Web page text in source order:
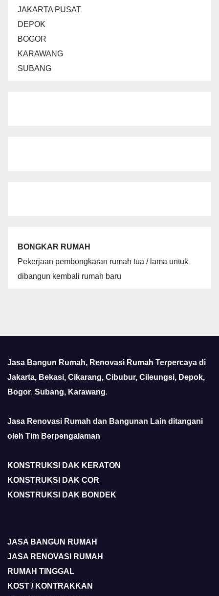
JAKARTA PUSAT
DEPOK
BOGOR
KARAWANG
SUBANG
BONGKAR RUMAH
Pekerjaan pembongkaran rumah tua / lama untuk
dibangun kembali rumah baru
Jasa Bangun Rumah, Renovasi Rumah Terpercaya di
Jakarta, Bekasi, Cikarang, Cibubur, Cileungsi, Depok,
Bogor, Subang, Karawang.
Jasa Renovasi Rumah dan Bangunan Lain ditangani
oleh Tim Berpengalaman
KONSTRUKSI DAK KERATON
KONSTRUKSI DAK COR
KONSTRUKSI DAK BONDEK
JASA BANGUN RUMAH
JASA RENOVASI RUMAH
RUMAH TINGGAL
KOST / KONTRAKKAN